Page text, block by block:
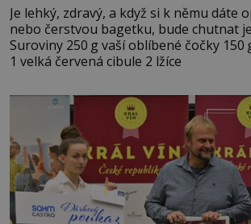
Je lehký, zdravý, a když si k němu dáte
nebo čerstvou bagetku, bude chutnat
Suroviny 250 g vaší oblíbené čočky 150 g cherry rajčátek
1 velká červená cibule 2 lžíce